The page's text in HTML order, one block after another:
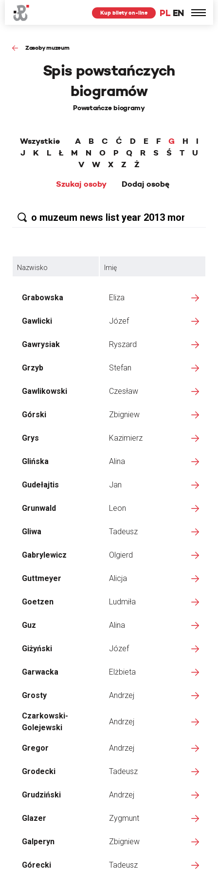
PL EN
Kup bilety on-line
Zasoby muzeum
Spis powstańczych
biogramów
Powstańcze biogramy
Wszystkie A B C Ć D E F G H
I
J
K L Ł M N O P Q R S Ś T
U
V
W X Z
Ż
Szukaj osoby
Dodaj osobę
Nazwisko Imię
Grabowska Eliza
Gawlicki Józef
Gawrysiak Ryszard
Grzyb Stefan
Gawlikowski Czesław
Górski Zbigniew
Grys Kazimierz
Glińska Alina
Gudełajtis Jan
Grunwald Leon
Gliwa Tadeusz
Gabrylewicz Olgierd
Guttmeyer Alicja
Goetzen Ludmiła
Guz Alina
Giżyński Józef
Garwacka Elżbieta
Grosty Andrzej
Czarkowski-
Golejewski
Andrzej
Gregor Andrzej
Grodecki Tadeusz
Grudziński Andrzej
Glazer Zygmunt
Galperyn Zbigniew
Górecki Tadeusz